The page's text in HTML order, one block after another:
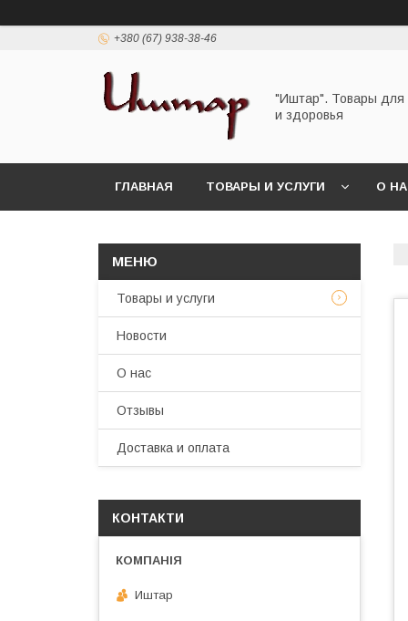
+380 (67) 938-38-46
"Иштар". Товары для
и здоровья
ГЛАВНАЯ ТОВАРЫ И УСЛУГИ О
Товары и услуги
Новости
О нас
Отзывы
Доставка и оплата
КОНТАКТИ
Иштар